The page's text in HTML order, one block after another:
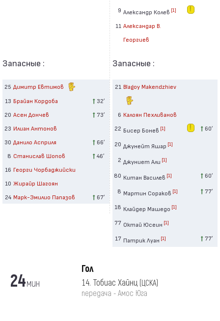
Запасные :
25 Димитр Евтимов
13 Брайан Кордоба
32′
20 Асен Дончев
73′
23 Илиан Антонов
30 Данило Асприля
66′
8 Станислав Шопов
46′
16 Георги Чорбаджийски
10 Жирайр Шагоян
24 Марк-Эмилио Папазов 67′
9 Александр Колев [1]
11 Александар В.
Георгиев
Запасные :
21 Blagoy Makendzhiev
6 Калоян Пехливанов
22 Бисер Бонев [1] 60′
20 Джунейт Яшар [1]
2 Джуниет Али [1]
80 Китан Василев [1] 60′
8 Мартин Сораков [1] 77′
18 Клайдер Машедо [1]
77 Октай Юсеин [1]
17 Патрик Луан [1] 77′
24мин
Гол
14. Тобиас Хайнц (ЦСКА)
передача - Амос Юга